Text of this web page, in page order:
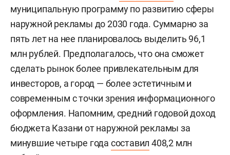
муниципальную программу по развитию сферы
наружной рекламы до 2030 года. Суммарно за
пять лет на нее планировалось выделить 96,1
млн рублей. Предполагалось, что она сможет
сделать рынок более привлекательным для
инвесторов, а город — более эстетичным и
современным с точки зрения информационного
оформления. Напомним, средний годовой доход
бюджета Казани от наружной рекламы за
минувшие четыре года составил 408,2 млн